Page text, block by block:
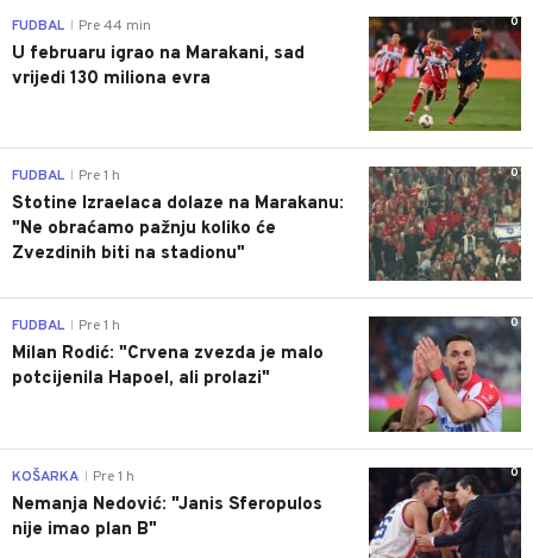
0
FUDBAL Pre 44 min
U februaru igrao na Marakani, sad
vrijedi 130 miliona evra
0
FUDBAL Pre 1 h
Stotine Izraelaca dolaze na Marakanu:
"Ne obraćamo pažnju koliko će
Zvezdinih biti na stadionu"
0
FUDBAL Pre 1 h
Milan Rodić: "Crvena zvezda je malo
potcijenila Hapoel, ali prolazi"
0
KOŠARKA Pre 1 h
Nemanja Nedović: "Janis Sferopulos
nije imao plan B"